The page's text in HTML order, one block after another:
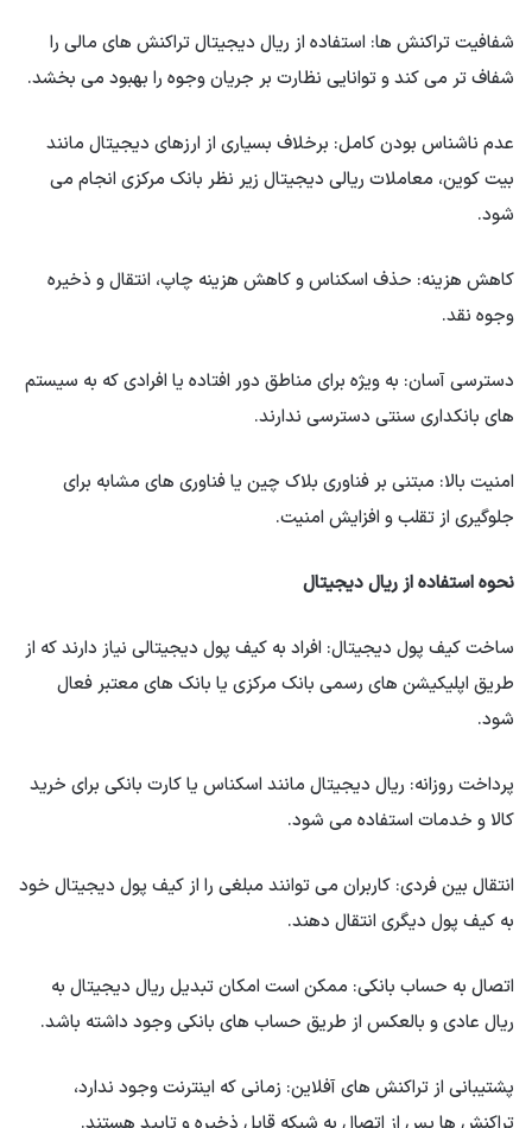
شفافیت تراکنش ها: استفاده از ریال دیجیتال تراکنش های مالی را
شفاف تر می کند و توانایی نظارت بر جریان وجوه را بهبود می بخشد.
عدم ناشناس بودن کامل: برخلاف بسیاری از ارزهای دیجیتال مانند
بیت کوین، معاملات ریالی دیجیتال زیر نظر بانک مرکزی انجام می
شود.
کاهش هزینه: حذف اسکناس و کاهش هزینه چاپ، انتقال و ذخیره
وجوه نقد.
دسترسی آسان: به ویژه برای مناطق دور افتاده یا افرادی که به سیستم
های بانکداری سنتی دسترسی ندارند.
امنیت بالا: مبتنی بر فناوری بلاک چین یا فناوری های مشابه برای
جلوگیری از تقلب و افزایش امنیت.
نحوه استفاده از ریال دیجیتال
ساخت کیف پول دیجیتال: افراد به کیف پول دیجیتالی نیاز دارند که از
طریق اپلیکیشن های رسمی بانک مرکزی یا بانک های معتبر فعال
شود.
پرداخت روزانه: ریال دیجیتال مانند اسکناس یا کارت بانکی برای خرید
کالا و خدمات استفاده می شود.
انتقال بین فردی: کاربران می توانند مبلغی را از کیف پول دیجیتال خود
به کیف پول دیگری انتقال دهند.
اتصال به حساب بانکی: ممکن است امکان تبدیل ریال دیجیتال به
ریال عادی و بالعکس از طریق حساب های بانکی وجود داشته باشد.
پشتیبانی از تراکنش های آفلاین: زمانی که اینترنت وجود ندارد،